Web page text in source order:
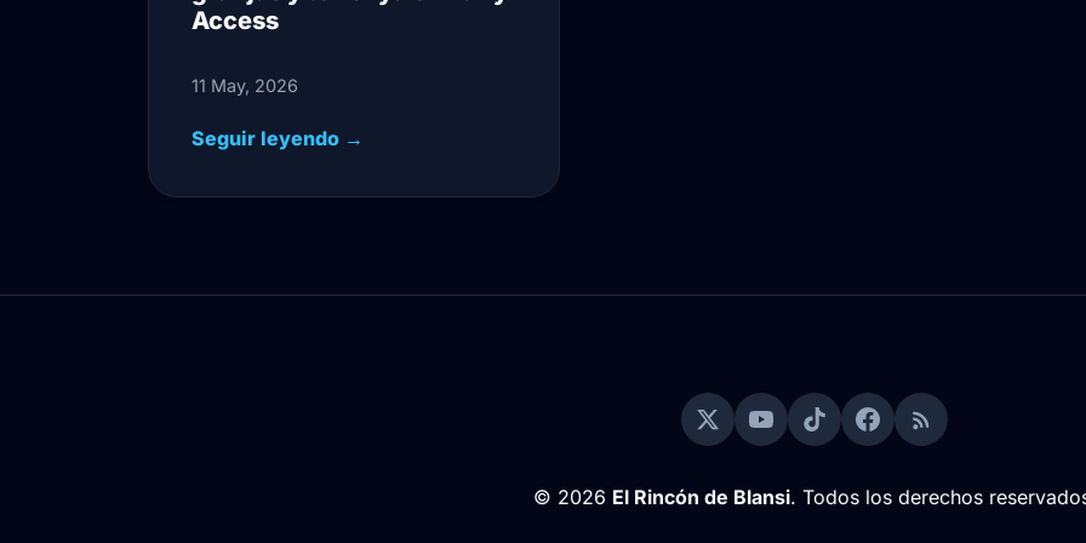
Access
11 May, 2026
Seguir leyendo →
© 2026 El Rincón de Blansi. Todos los derechos